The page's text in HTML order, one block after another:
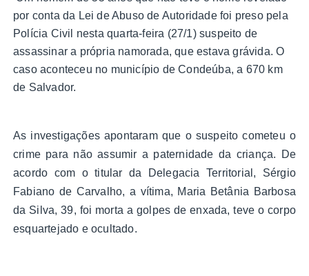
por conta da Lei de Abuso de Autoridade foi preso pela
Polícia Civil nesta quarta-feira (27/1) suspeito de
assassinar a própria namorada, que estava grávida. O
caso aconteceu no município de Condeúba, a 670 km
de Salvador.
As investigações apontaram que o suspeito cometeu o
crime para não assumir a paternidade da criança. De
acordo com o titular da Delegacia Territorial, Sérgio
Fabiano de Carvalho, a vítima, Maria Betânia Barbosa
da Silva, 39, foi morta a golpes de enxada, teve o corpo
esquartejado e ocultado.